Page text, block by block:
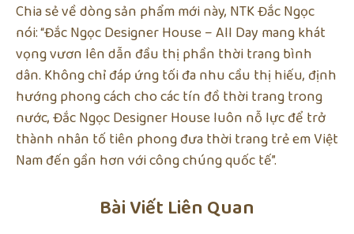
Chia sẻ về dòng sản phẩm mới này, NTK Đắc Ngọc
nói: “Đắc Ngọc Designer House – All Day mang khát
vọng vươn lên dẫn đầu thị phần thời trang bình
dân. Không chỉ đáp ứng tối đa nhu cầu thị hiếu, định
hướng phong cách cho các tín đồ thời trang trong
nước, Đắc Ngọc Designer House luôn nỗ lực để trở
thành nhân tố tiên phong đưa thời trang trẻ em Việt
Nam đến gần hơn với công chúng quốc tế”.
Bài Viết Liên Quan